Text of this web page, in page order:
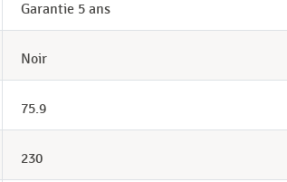
Garantie 5 ans
Noir
75.9
230